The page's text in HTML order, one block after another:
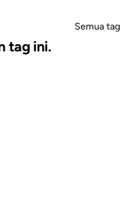
tag ini.
Semua tag